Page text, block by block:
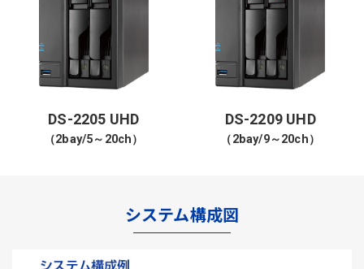
DS-2205 UHD
（2bay/5～20ch）
DS-2209 UHD
（2bay/9～20ch）
システム構成図